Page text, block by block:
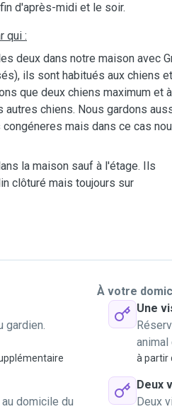
d'après-midi et le soir.
qui :
deux dans notre maison avec
ils sont habitués aux chiens
que deux chiens maximum et à
chiens. Nous gardons
mais dans ce cas
la maison sauf à l'étage. Ils
clôturé mais toujours sur
gardien.
domicile du
À votre
Une
animal
à partir
Deux
Deux